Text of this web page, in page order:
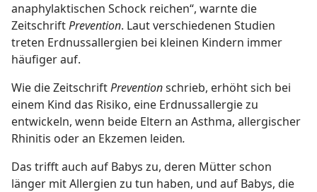
anaphylaktischen Schock reichen“, warnte die
ZeitschriftPrevention. Laut verschiedenen Studien
treten Erdnussallergien bei kleinen Kindern immer
häufiger auf.
Wie die ZeitschriftPreventionschrieb, erhöht sich bei
einem Kind das Risiko, eine Erdnussallergie zu
entwickeln, wenn beide Eltern an Asthma, allergischer
Rhinitis oder an Ekzemen leiden.
Das trifft auch auf Babys zu, deren Mütter schon
länger mit Allergien zu tun haben, und auf Babys, die